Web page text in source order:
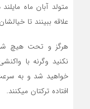
متولد آبان ماه
علاقه ببينند تا
هرگز و تحت هيچ
نکنيد وگرنه با
خواهيد شد و به
افتاده ترکتان ميکنند.